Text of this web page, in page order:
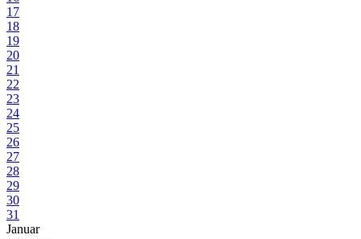
17
18
19
20
21
22
23
24
25
26
27
28
29
30
31
Januar